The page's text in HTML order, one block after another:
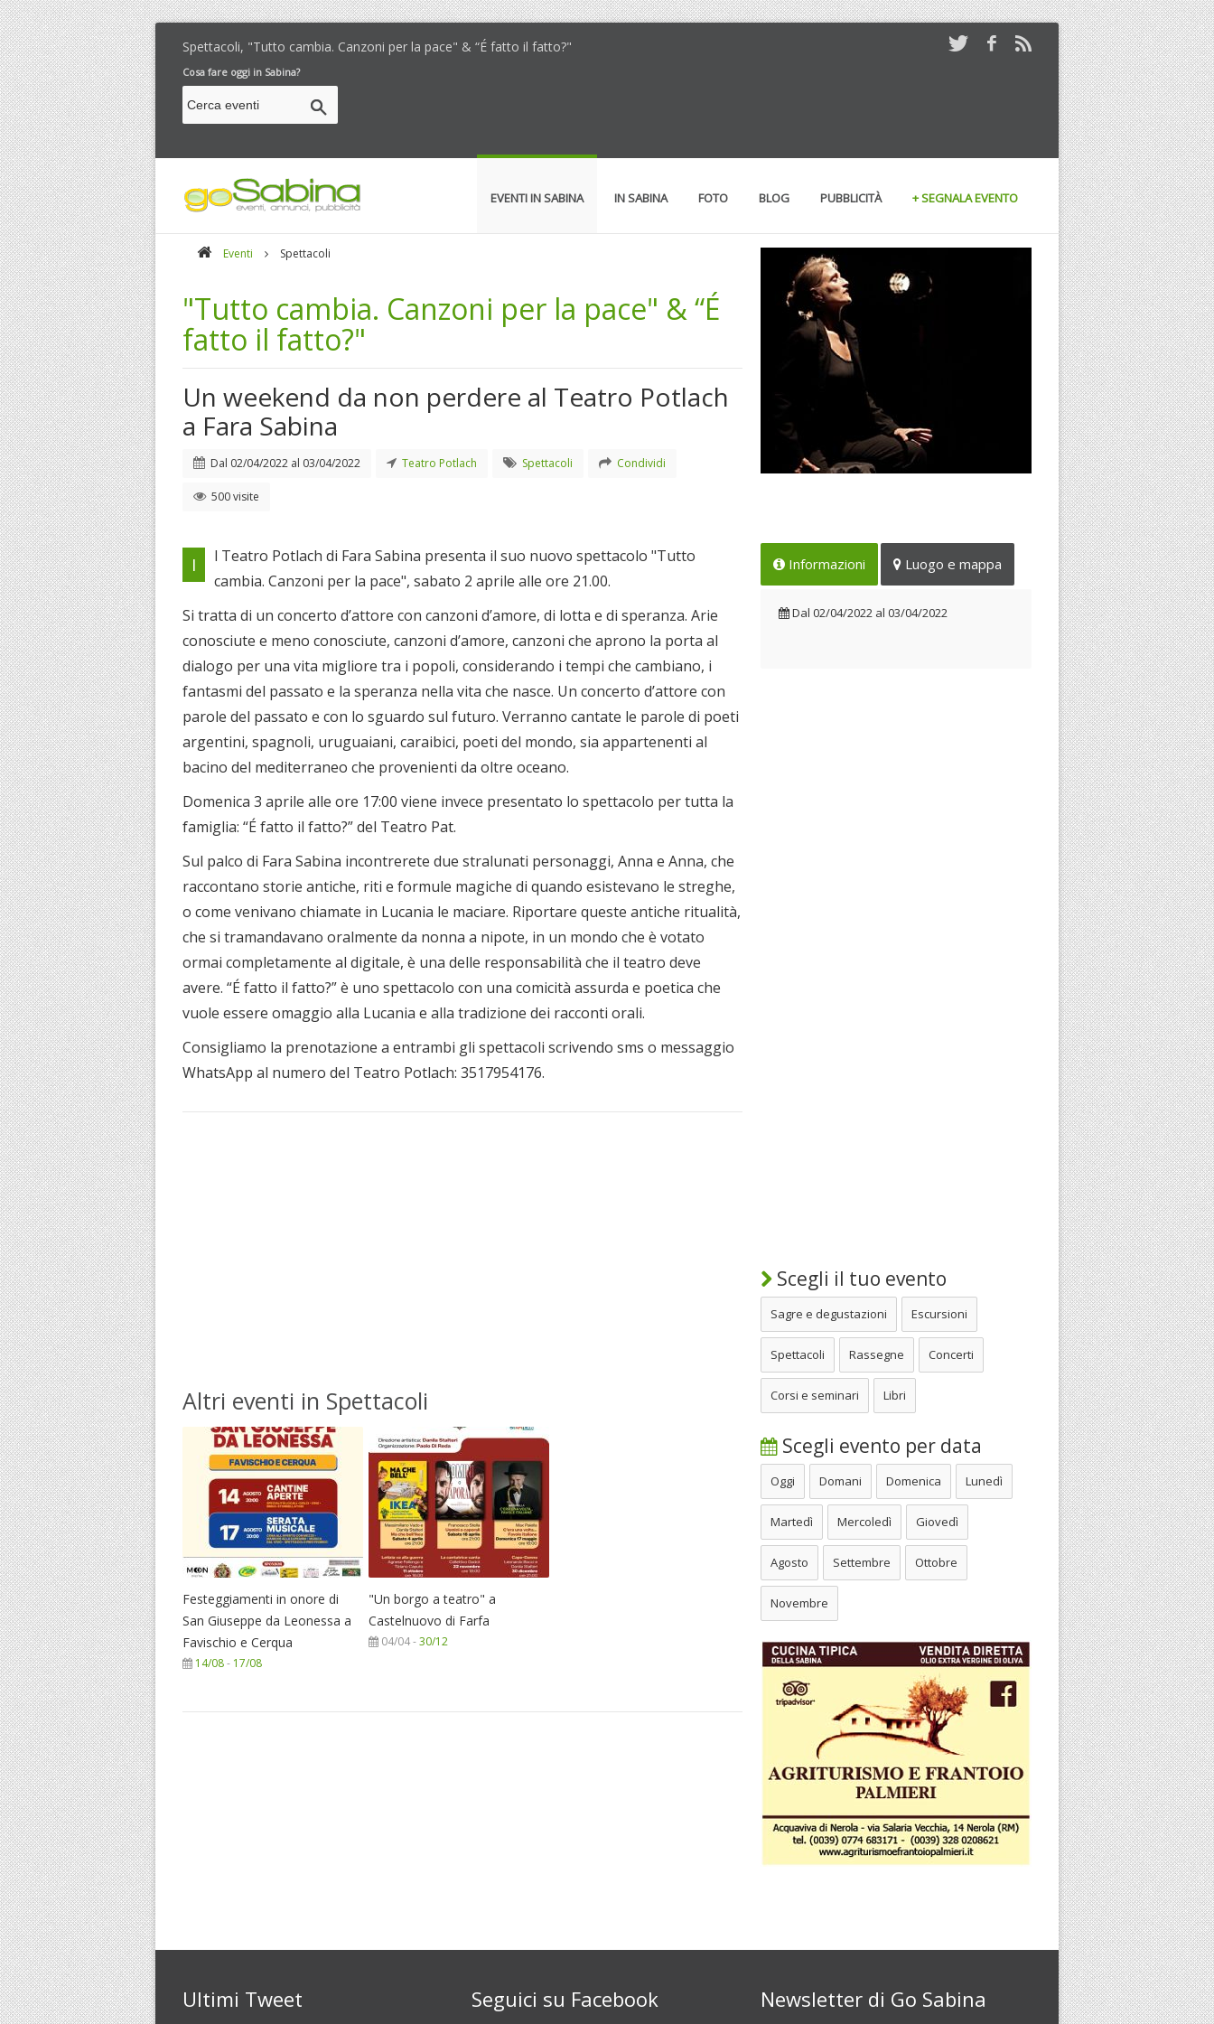
Spettacoli, "Tutto cambia. Canzoni per la pace" & “É fatto il fatto?"
Cosa fare oggi in Sabina?
EVENTI IN SABINA IN SABINA FOTO BLOG PUBBLICITÀ + SEGNALA EVENTO
Eventi Spettacoli
"Tutto cambia. Canzoni per la pace" & “É
fatto il fatto?"
Un weekend da non perdere al Teatro Potlach
a Fara Sabina
Dal 02/04/2022 al 03/04/2022 Teatro Potlach Spettacoli Condividi
500 visite
I
l Teatro Potlach di Fara Sabina presenta il suo nuovo spettacolo "Tutto
cambia. Canzoni per la pace", sabato 2 aprile alle ore 21.00.
Si tratta di un concerto d’attore con canzoni d’amore, di lotta e di speranza. Arie
conosciute e meno conosciute, canzoni d’amore, canzoni che aprono la porta al
dialogo per una vita migliore tra i popoli, considerando i tempi che cambiano, i
fantasmi del passato e la speranza nella vita che nasce. Un concerto d’attore con
parole del passato e con lo sguardo sul futuro. Verranno cantate le parole di poeti
argentini, spagnoli, uruguaiani, caraibici, poeti del mondo, sia appartenenti al
bacino del mediterraneo che provenienti da oltre oceano.
Domenica 3 aprile alle ore 17:00 viene invece presentato lo spettacolo per tutta la
famiglia: “É fatto il fatto?” del Teatro Pat.
Sul palco di Fara Sabina incontrerete due stralunati personaggi, Anna e Anna, che
raccontano storie antiche, riti e formule magiche di quando esistevano le streghe,
o come venivano chiamate in Lucania le maciare. Riportare queste antiche ritualità,
che si tramandavano oralmente da nonna a nipote, in un mondo che è votato
ormai completamente al digitale, è una delle responsabilità che il teatro deve
avere. “É fatto il fatto?” è uno spettacolo con una comicità assurda e poetica che
vuole essere omaggio alla Lucania e alla tradizione dei racconti orali.
Consigliamo la prenotazione a entrambi gli spettacoli scrivendo sms o messaggio
WhatsApp al numero del Teatro Potlach: 3517954176.
Altri eventi in Spettacoli
Festeggiamenti in onore di
San Giuseppe da Leonessa a
Favischio e Cerqua
14/08- 17/08
"Un borgo a teatro" a
Castelnuovo di Farfa
04/04 -30/12
Informazioni Luogo e mappa
Dal 02/04/2022 al 03/04/2022
Scegli il tuo evento
Sagre e degustazioni Escursioni
Spettacoli Rassegne Concerti
Corsi e seminari Libri
Scegli evento per data
Oggi Domani Domenica Lunedì
Martedì Mercoledì Giovedì
Agosto Settembre Ottobre
Novembre
Ultimi Tweet Seguici su Facebook Newsletter di Go Sabina